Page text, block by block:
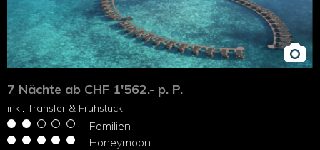
7 Nächte ab CHF 1'562.- p. P.
inkl. Transfer & Frühstück
Familien
Honeymoon